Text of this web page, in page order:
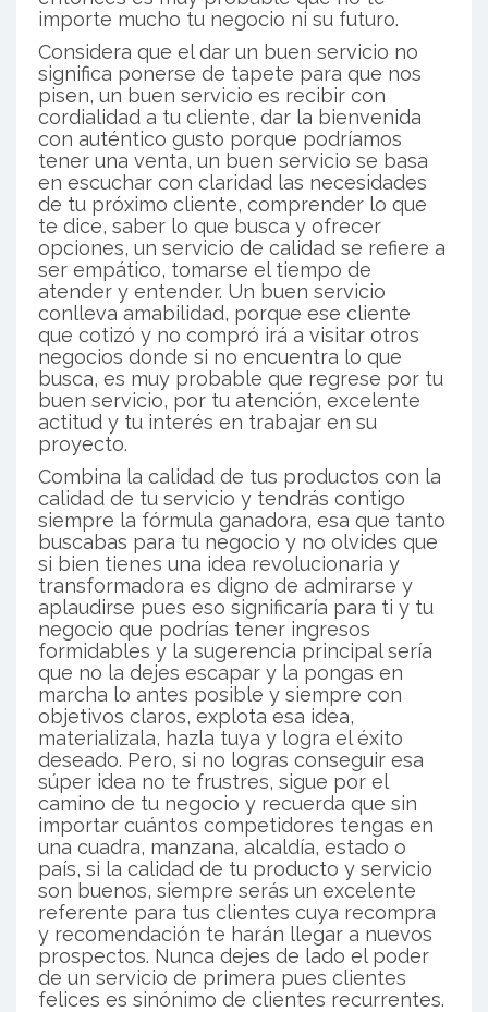
importe mucho tu negocio ni su futuro.
Considera que el dar un buen servicio no
significa ponerse de tapete para que nos
pisen, un buen servicio es recibir con
cordialidad a tu cliente, dar la bienvenida
con auténtico gusto porque podríamos
tener una venta, un buen servicio se basa
en escuchar con claridad las necesidades
de tu próximo cliente, comprender lo que
te dice, saber lo que busca y ofrecer
opciones, un servicio de calidad se refiere a
ser empático, tomarse el tiempo de
atender y entender. Un buen servicio
conlleva amabilidad, porque ese cliente
que cotizó y no compró irá a visitar otros
negocios donde si no encuentra lo que
busca, es muy probable que regrese por tu
buen servicio, por tu atención, excelente
actitud y tu interés en trabajar en su
proyecto.
Combina la calidad de tus productos con la
calidad de tu servicio y tendrás contigo
siempre la fórmula ganadora, esa que tanto
buscabas para tu negocio y no olvides que
si bien tienes una idea revolucionaria y
transformadora es digno de admirarse y
aplaudirse pues eso significaría para ti y tu
negocio que podrías tener ingresos
formidables y la sugerencia principal sería
que no la dejes escapar y la pongas en
marcha lo antes posible y siempre con
objetivos claros, explota esa idea,
materializala, hazla tuya y logra el éxito
deseado. Pero, si no logras conseguir esa
súper idea no te frustres, sigue por el
camino de tu negocio y recuerda que sin
importar cuántos competidores tengas en
una cuadra, manzana, alcaldía, estado o
país, si la calidad de tu producto y servicio
son buenos, siempre serás un excelente
referente para tus clientes cuya recompra
y recomendación te harán llegar a nuevos
prospectos. Nunca dejes de lado el poder
de un servicio de primera pues clientes
felices es sinónimo de clientes recurrentes.